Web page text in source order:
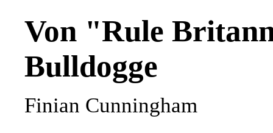
Von "Rule
Bulldogge
Finian Cunningham